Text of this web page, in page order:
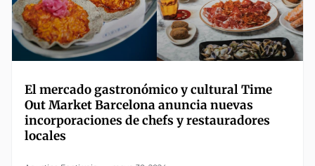
El mercado gastronómico y cultural Time
Out Market Barcelona anuncia nuevas
incorporaciones de chefs y restauradores
locales